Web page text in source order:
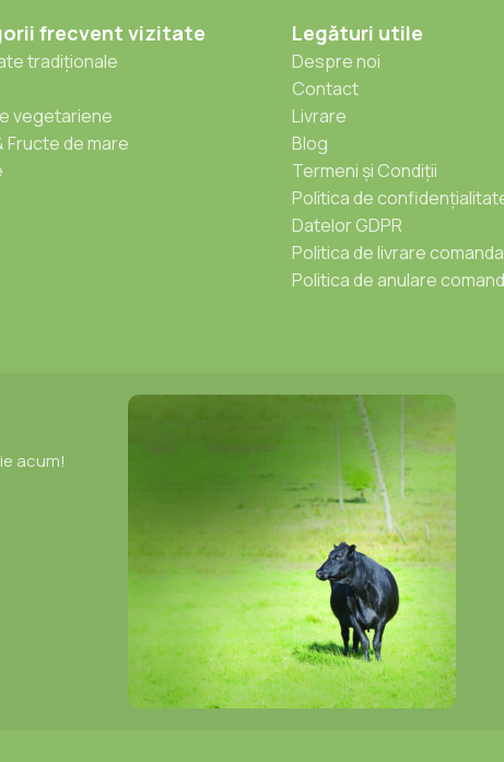
frecvent vizitate
tradiționale
vegetariene
Fructe de mare
Legături utile
Despre noi
Contact
Livrare
Blog
Termeni și Condiții
Politica de
Datelor GDPR
Politica de livrare comanda
Politica de anulare
acum!